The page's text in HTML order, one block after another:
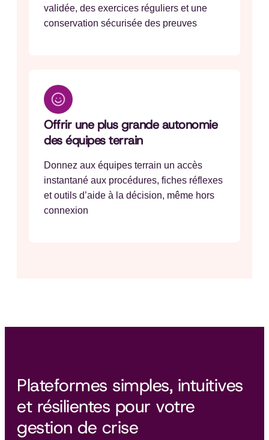
validée, des exercices réguliers et une
conservation sécurisée des preuves
Offrir une plus grande autonomie
des équipes terrain
Donnez aux équipes terrain un accès
instantané aux procédures, fiches réflexes
et outils d’aide à la décision, même hors
connexion
Plateformes simples, intuitives
et résilientes pour votre
gestion de crise